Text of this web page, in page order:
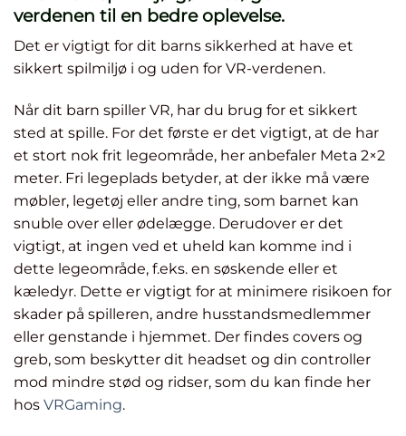
verdenen til en bedre oplevelse.
Det er vigtigt for dit barns sikkerhed at have et
sikkert spilmiljø i og uden for VR-verdenen.
Når dit barn spiller VR, har du brug for et sikkert
sted at spille. For det første er det vigtigt, at de har
et stort nok frit legeområde, her anbefaler Meta 2×2
meter. Fri legeplads betyder, at der ikke må være
møbler, legetøj eller andre ting, som barnet kan
snuble over eller ødelægge. Derudover er det
vigtigt, at ingen ved et uheld kan komme ind i
dette legeområde, f.eks. en søskende eller et
kæledyr. Dette er vigtigt for at minimere risikoen for
skader på spilleren, andre husstandsmedlemmer
eller genstande i hjemmet. Der findes covers og
greb, som beskytter dit headset og din controller
mod mindre stød og ridser, som du kan finde her
hos VRGaming.